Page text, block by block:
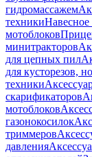
гидромассажем
техникиНавесное
мотоблоков
минитракторов
для цепных пил
для кусторезов,
техники
скарификаторов
мотоблоков
газонокосилок
триммеров
давления